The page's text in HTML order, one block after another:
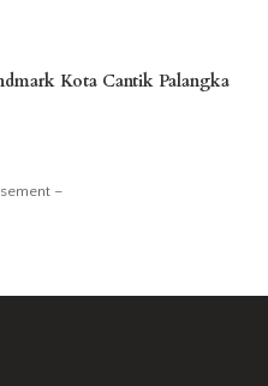
Kota Cantik Palangka
–